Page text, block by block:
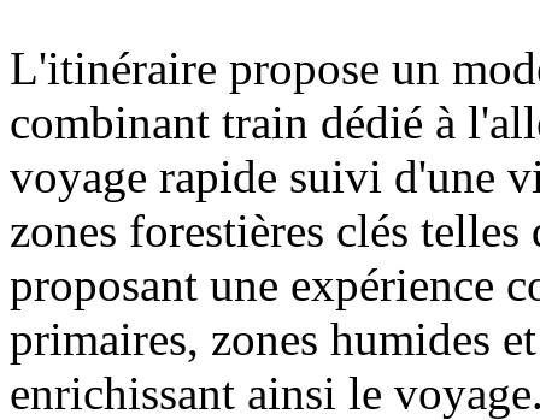
L'itinéraire propose un
combinant train dédié à
voyage rapide suivi d'une
zones forestières clés
proposant une expérience
primaires, zones humides
enrichissant ainsi le